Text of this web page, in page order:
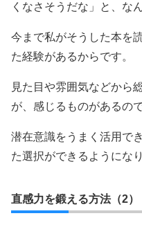
くなさそうだな」と、な
今まで私がそうした本を
た経験があるからです。
見た目や雰囲気などから
が、感じるものがあるので
潜在意識をうまく活用で
た選択ができるようになり
直感力を鍛える方法（2）